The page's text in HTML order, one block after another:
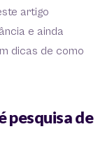
artigo
e ainda
dicas de como
pesquisa de